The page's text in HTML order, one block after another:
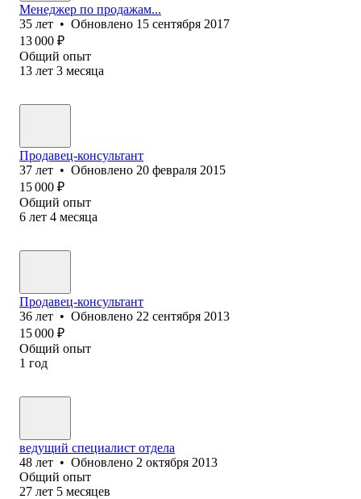
Менеджер по продажам...
35 лет • Обновлено 15 сентября 2017
13 000 ₽
Общий опыт
13 лет 3 месяца
Продавец-консультант
37 лет • Обновлено 20 февраля 2015
15 000 ₽
Общий опыт
6 лет 4 месяца
Продавец-консультант
36 лет • Обновлено 22 сентября 2013
15 000 ₽
Общий опыт
1 год
ведущий специалист отдела
48 лет • Обновлено 2 октября 2013
Общий опыт
27 лет 5 месяцев